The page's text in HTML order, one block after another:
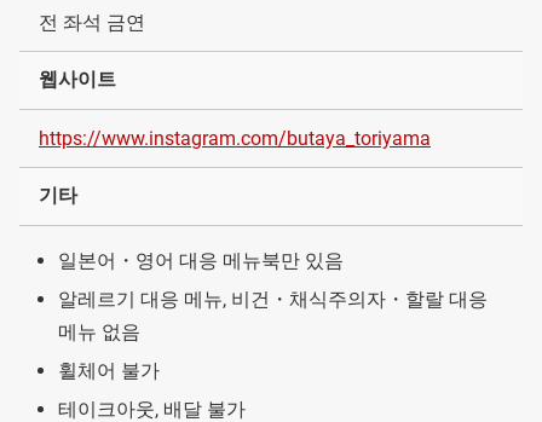
전 좌석 금연
웹사이트
https://www.instagram.com/butaya_toriyama
기타
일본어・영어 대응 메뉴북만 있음
알레르기 대응 메뉴, 비건・채식주의자・할랄 대응
메뉴 없음
휠체어 불가
테이크아웃, 배달 불가